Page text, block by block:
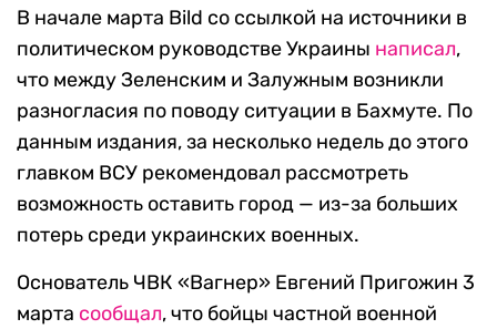
В начале марта Bild со ссылкой на источники в
политическом руководстве Украины написал,
что между Зеленским и Залужным возникли
разногласия по поводу ситуации в Бахмуте. По
данным издания, за несколько недель до этого
главком ВСУ рекомендовал рассмотреть
возможность оставить город — из-за больших
потерь среди украинских военных.
Основатель ЧВК «Вагнер» Евгений Пригожин 3
марта сообщал, что бойцы частной военной